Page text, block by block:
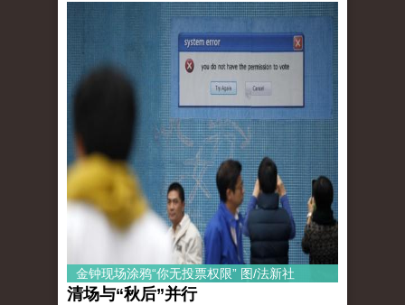
金钟现场涂鸦“你无投票权限” 图/法新社
清场与“秋后”并行